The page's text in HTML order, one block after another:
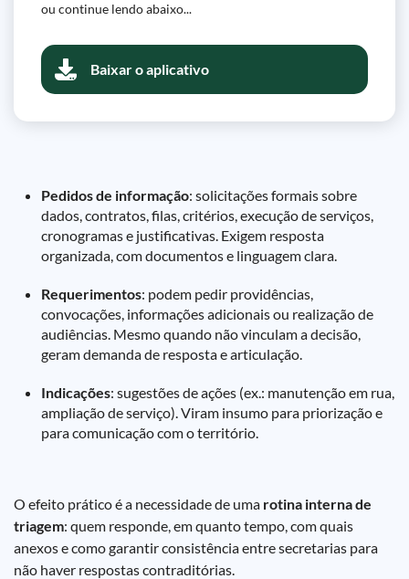
ou continue lendo abaixo...
Baixar o aplicativo
Pedidos de informação: solicitações formais sobre
dados, contratos, filas, critérios, execução de serviços,
cronogramas e justificativas. Exigem resposta
organizada, com documentos e linguagem clara.
Requerimentos: podem pedir providências,
convocações, informações adicionais ou realização de
audiências. Mesmo quando não vinculam a decisão,
geram demanda de resposta e articulação.
Indicações: sugestões de ações (ex.: manutenção em rua,
ampliação de serviço). Viram insumo para priorização e
para comunicação com o território.
O efeito prático é a necessidade de uma rotina interna de
triagem: quem responde, em quanto tempo, com quais
anexos e como garantir consistência entre secretarias para
não haver respostas contraditórias.